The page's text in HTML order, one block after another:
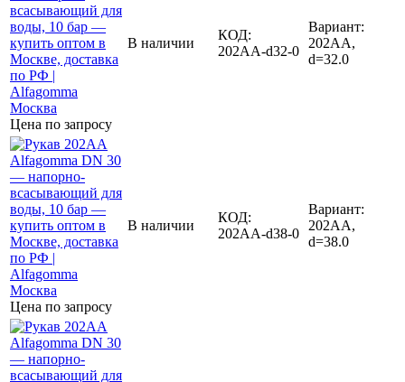
Цена по запросу
В наличии
КОД:
202AA-d32-0
Вариант:
202AA,
d=32.0
Цена по запросу
В наличии
КОД:
202AA-d38-0
Вариант:
202AA,
d=38.0